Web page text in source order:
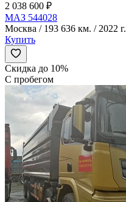
2 038 600 ₽
МАЗ 544028
Москва / 193 636 км. / 2022 г.
Купить
Скидка до 10%
С пробегом